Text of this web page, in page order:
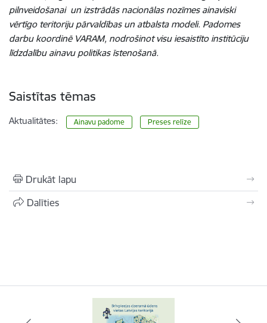
pilnveidošanai un izstrādās nacionālas nozīmes ainaviski
vērtīgo teritoriju pārvaldības un atbalsta modeli. Padomes
darbu koordinē VARAM, nodrošinot visu iesaistīto institūciju
līdzdalību ainavu politikas īstenošanā.
Saistītas tēmas
Aktualitātes: Ainavu padome Preses relīze
Drukāt lapu
Dalīties